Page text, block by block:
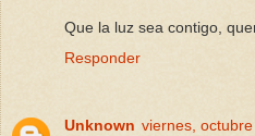
Que la luz sea contigo,
Responder
Unknown viernes,